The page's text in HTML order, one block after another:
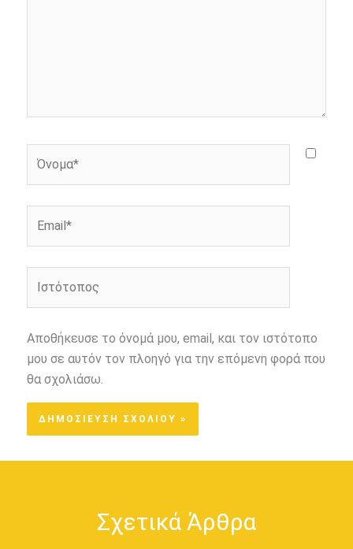
Αποθήκευσε το όνομά μου, email, και τον ιστότοπο
μου σε αυτόν τον πλοηγό για την επόμενη φορά που
θα σχολιάσω.
Σχετικά Άρθρα